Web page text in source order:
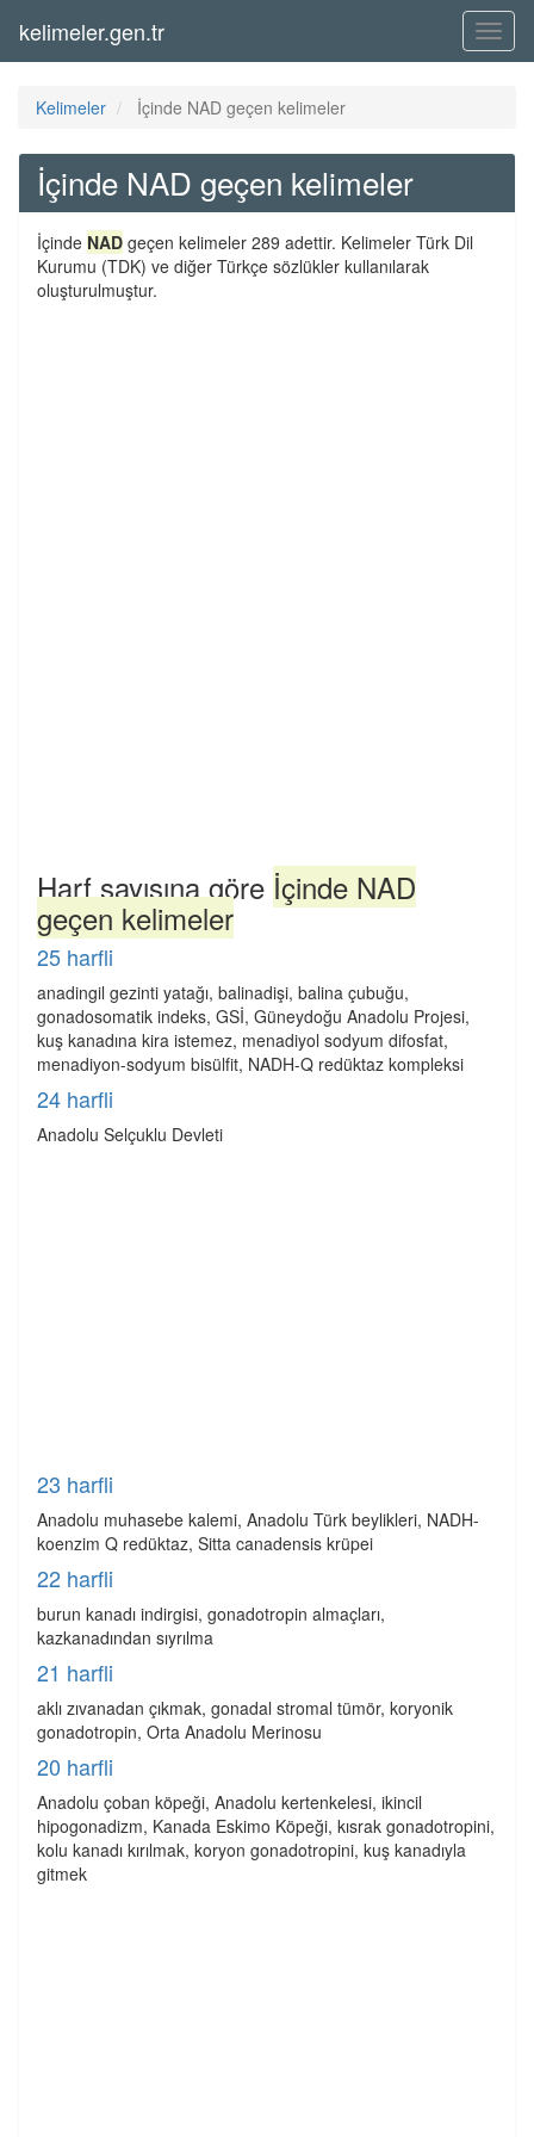
Menü
kelimeler.gen.tr
Kelimeler İçinde NAD geçen kelimeler
İçinde NAD geçen kelimeler
İçinde NAD geçen kelimeler 289 adettir. Kelimeler Türk Dil
Kurumu (TDK) ve diğer Türkçe sözlükler kullanılarak
oluşturulmuştur.
Harf sayısına göre İçinde NAD
geçen kelimeler
25 harfli
anadingil gezinti yatağı, balinadişi, balina çubuğu,
gonadosomatik indeks, GSİ, Güneydoğu Anadolu Projesi,
kuş kanadına kira istemez, menadiyol sodyum difosfat,
menadiyon-sodyum bisülfit, NADH-Q redüktaz kompleksi
24 harfli
Anadolu Selçuklu Devleti
23 harfli
Anadolu muhasebe kalemi, Anadolu Türk beylikleri, NADH-
koenzim Q redüktaz, Sitta canadensis krüpei
22 harfli
burun kanadı indirgisi, gonadotropin almaçları,
kazkanadından sıyrılma
21 harfli
aklı zıvanadan çıkmak, gonadal stromal tümör, koryonik
gonadotropin, Orta Anadolu Merinosu
20 harfli
Anadolu çoban köpeği, Anadolu kertenkelesi, ikincil
hipogonadizm, Kanada Eskimo Köpeği, kısrak gonadotropini,
kolu kanadı kırılmak, koryon gonadotropini, kuş kanadıyla
gitmek